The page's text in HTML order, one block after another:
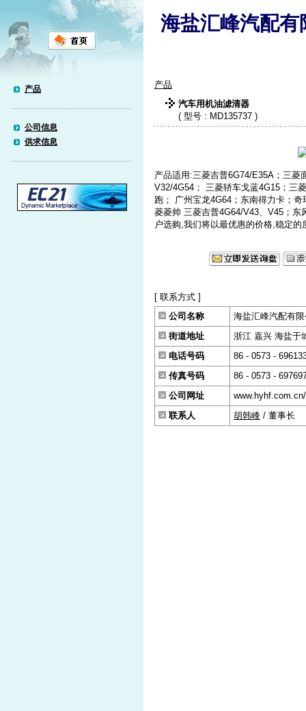
产品
公司信息
供求信息
海盐汇峰汽配有
产品
汽车用机油滤清器
( 型号 : MD135737 )
产品适用:三菱吉普6G74/E35A；三菱
V32/4G54； 三菱轿车戈蓝4G15；三
跑； 广州宝龙4G64；东南得力卡；
菱菱帅 三菱吉普4G64/V43、V45；
户选购,我们将以最优惠的价格,稳定
[ 联系方式 ]
公司名称
海盐汇峰汽配有
街道地址
浙江 嘉兴 海盐于
电话号码
86 - 0573 -
传真号码
86 - 0573 -
公司网址
www.hyhf.com.cn/
联系人
胡韩峰 / 董事长